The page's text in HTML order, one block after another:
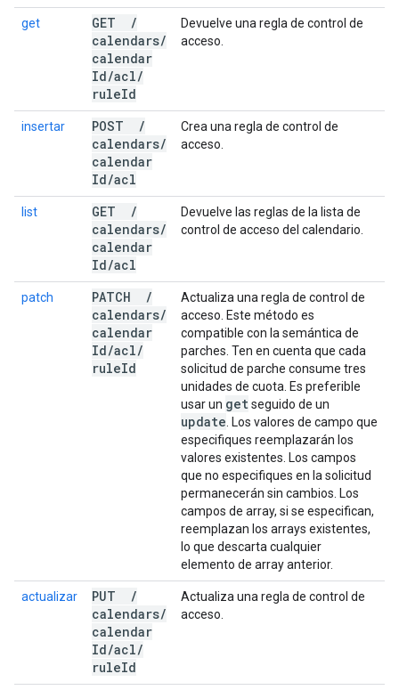
get GET
/
calendars/
calendar
Id/acl/
ruleId
Devuelve una regla de control de
acceso.
insertar POST
/
calendars/
calendar
Id/acl
Crea una regla de control de
acceso.
list GET
/
calendars/
calendar
Id/acl
Devuelve las reglas de la lista de
control de acceso del calendario.
patch PATCH
/
calendars/
calendar
Id/acl/
ruleId
Actualiza una regla de control de
acceso. Este método es
compatible con la semántica de
parches. Ten en cuenta que cada
solicitud de parche consume tres
unidades de cuota. Es preferible
usar un getseguido de un
update . Los valores de campo que
especifiques reemplazarán los
valores existentes. Los campos
que no especifiques en la solicitud
permanecerán sin cambios. Los
campos de array, si se especifican,
reemplazan los arrays existentes,
lo que descarta cualquier
elemento de array anterior.
actualizar PUT
/
calendars/
calendar
Id/acl/
ruleId
Actualiza una regla de control de
acceso.